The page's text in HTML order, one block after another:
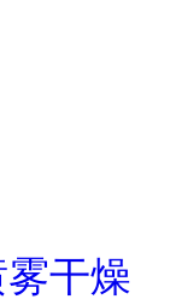
干燥